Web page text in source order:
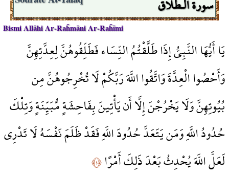
Bismi Allāhi Ar-Raĥmāni Ar-Raĥīmi
يَا أَيُّهَا النَّبِيُّ إِذَا طَلَّقْتُمُ النِّسَاء فَطَلِّقُوهُنَّ لِعِدَّتِهِنَّ
وَأَحْصُوا الْعِدَّةَ وَاتَّقُوا اللَّهَ رَبَّكُمْ لَا تُخْرِجُوهُنَّ مِن
بُيُوتِهِنَّ وَلَا يَخْرُجْنَ إِلَّا أَن يَأْتِينَ بِفَاحِشَةٍ مُّبَيِّنَةٍ وَتِلْكَ
حُدُودُ اللَّهِ وَمَن يَتَعَدَّ حُدُودَ اللَّهِ فَقَدْ ظَلَمَ نَفْسَهُ لَا تَدْرِي
لَعَلَّ اللَّهَ يُحْدِثُ بَعْدَ ذَلِكَ أَمْرًا﴿١﴾